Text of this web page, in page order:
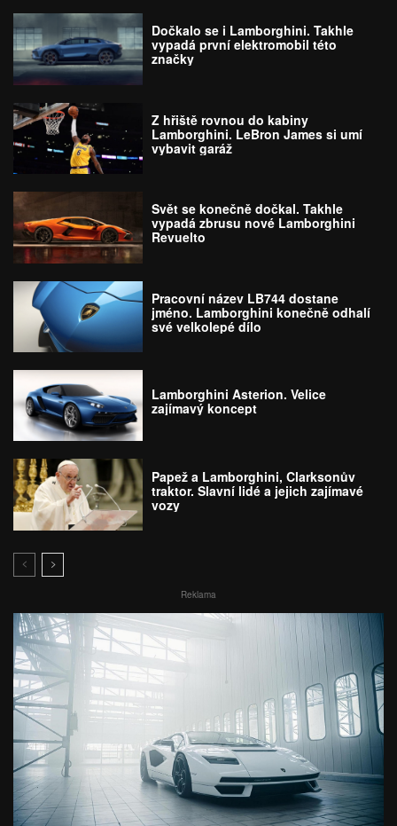
Dočkalo se i Lamborghini. Takhle
vypadá první elektromobil této
značky
Z hřiště rovnou do kabiny
Lamborghini. LeBron James si umí
vybavit garáž
Svět se konečně dočkal. Takhle
vypadá zbrusu nové Lamborghini
Revuelto
Pracovní název LB744 dostane
jméno. Lamborghini konečně odhalí
své velkolepé dílo
Lamborghini Asterion. Velice
zajímavý koncept
Papež a Lamborghini, Clarksonův
traktor. Slavní lidé a jejich zajímavé
vozy
Reklama